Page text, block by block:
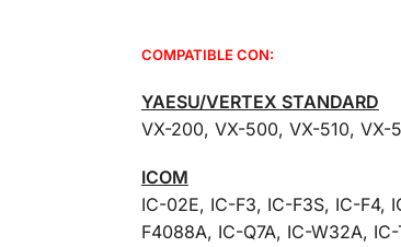
COMPATIBLE CON:
YAESU/VERTEX STANDARD
VX-200, VX-500, VX-510, VX-
ICOM
IC-02E, IC-F3, IC-F3S, IC-F4,
F4088A, IC-Q7A, IC-W32A,